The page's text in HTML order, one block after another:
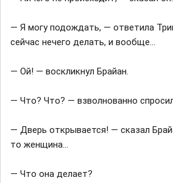
— Я могу подождать, — ответила
сейчас нечего делать, и вообще...
— Oй! — воскликнул Брайан.
— Что? Что? — взволнованно
— Дверь открывается! — сказал
то женщина…
— Что она делает?